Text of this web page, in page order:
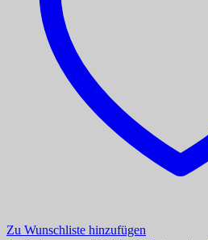
Zu Wunschliste hinzufügen